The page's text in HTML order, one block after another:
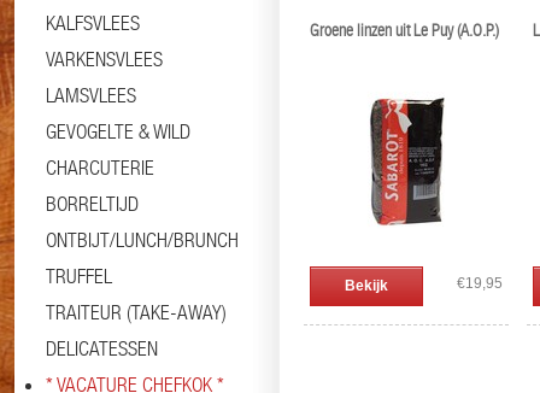
KALFSVLEES
VARKENSVLEES
LAMSVLEES
GEVOGELTE & WILD
CHARCUTERIE
BORRELTIJD
ONTBIJT/LUNCH/BRUNCH
TRUFFEL
TRAITEUR (TAKE-AWAY)
DELICATESSEN
* VACATURE CHEFKOK *
Groene linzen uit Le Puy (A.O.P.)
Bekijk €19,95